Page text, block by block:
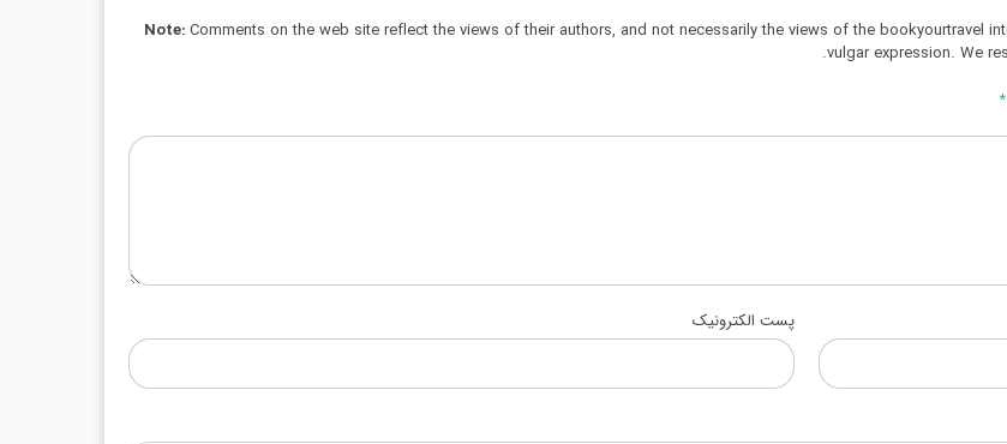
Note:Comments on the web site reflect the views of their authors, and not necessarily the views of the bookyourtravel
vulgar expression. We
*
پست الکترونیک